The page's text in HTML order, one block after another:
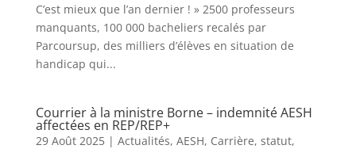
C’est mieux que l’an dernier ! » 2500 professeurs
manquants, 100 000 bacheliers recalés par
Parcoursup, des milliers d’élèves en situation de
handicap qui...
Courrier à la ministre Borne – indemnité AESH
affectées en REP/REP+
29 Août 2025| Actualités, AESH, Carrière, statut,